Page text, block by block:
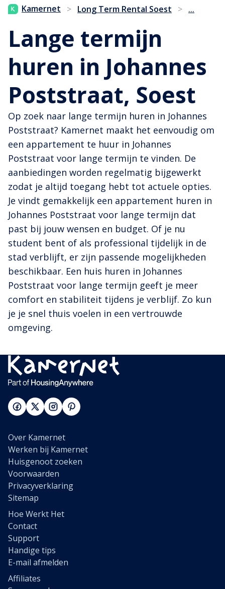
Kamernet > Long Term Rental Soest > ...
Lange termijn
huren in Johannes
Poststraat, Soest
Op zoek naar lange termijn huren in Johannes
Poststraat? Kamernet maakt het eenvoudig om
een appartement te huur in Johannes
Poststraat voor lange termijn te vinden. De
aanbiedingen worden regelmatig bijgewerkt
zodat je altijd toegang hebt tot actuele opties.
Je vindt gemakkelijk een appartement huren in
Johannes Poststraat voor lange termijn dat
past bij jouw wensen en budget. Of je nu
student bent of als professional tijdelijk in de
stad verblijft, er zijn passende mogelijkheden
beschikbaar. Een huis huren in Johannes
Poststraat voor lange termijn geeft je meer
comfort en stabiliteit tijdens je verblijf. Zo kun
je je snel thuis voelen in een vertrouwde
omgeving.
Over Kamernet
Werken bij Kamernet
Huisgenoot zoeken
Voorwaarden
Privacyverklaring
Sitemap
Hoe Werkt Het
Contact
Support
Handige tips
E-mail afmelden
Affiliates